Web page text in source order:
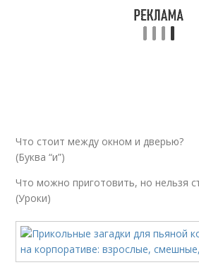
Что стоит между окном и дверью?
(Буква “и”)
Что можно приготовить, но нельзя
(Уроки)